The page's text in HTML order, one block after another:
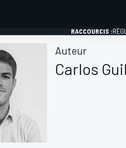
RACCOURCIS :
Auteur
Carlos